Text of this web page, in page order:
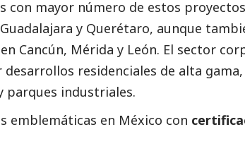
con mayor número de estos
y Querétaro, aunque
Cancún, Mérida y León. El sector
desarrollos residenciales de alta
parques industriales.
emblemáticas en México con